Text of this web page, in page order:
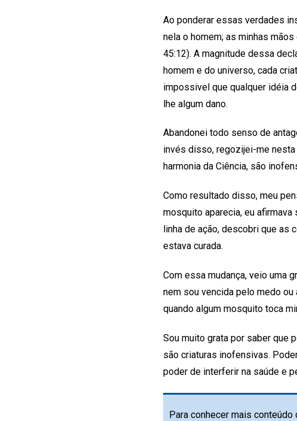
Ao ponderar essas verdades
nela o homem; as minhas
45:12). A magnitude dessa
homem e do universo, cada
impossivel que qualquer idéia
lhe algum dano.
Abandonei todo senso de
invés disso, regozijei-me
harmonia da Ciência, são
Como resultado disso, meu
mosquito aparecia, eu
linha de ação, descobri que as
estava curada.
Com essa mudança, veio uma
nem sou vencida pelo medo ou
quando algum mosquito toca
Sou muito grata por saber que
são criaturas inofensivas.
poder de interferir na saúde e
Para conhecer mais